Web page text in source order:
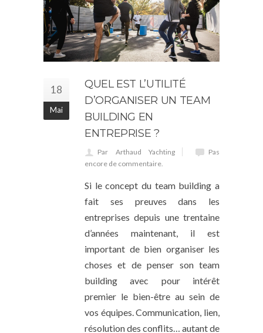
18
Mai
QUEL EST L’UTILITÉ
D’ORGANISER UN TEAM
BUILDING EN
ENTREPRISE ?
Par Arthaud Yachting
Pas
encore de commentaire.
Si le concept du team building a
fait ses preuves dans les
entreprises depuis une trentaine
d’années maintenant, il est
important de bien organiser les
choses et de penser son team
building avec pour intérêt
premier le bien-être au sein de
vos équipes. Communication, lien,
résolution des conflits… autant de